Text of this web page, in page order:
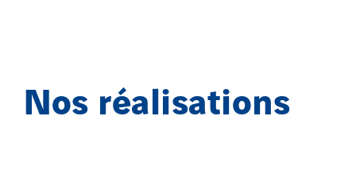
Nos réalisations